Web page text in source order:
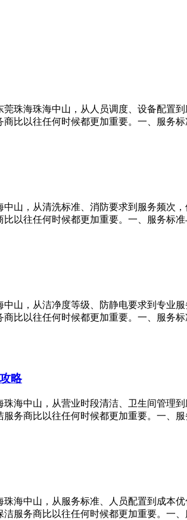
珠海珠海中山，从人员调度、设备配置
比以往任何时候都更加重要。一、服务
山，从清洗标准、消防要求到服务频次
以往任何时候都更加重要。一、服务标
山，从洁净度等级、防静电要求到专业
比以往任何时候都更加重要。一、服务
略
海中山，从营业时段清洁、卫生间管理
务商比以往任何时候都更加重要。一、
海中山，从服务标准、人员配置到成本
服务商比以往任何时候都更加重要。一